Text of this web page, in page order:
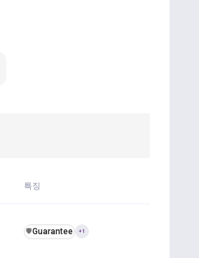
특징
️🛡️Guarantee +1